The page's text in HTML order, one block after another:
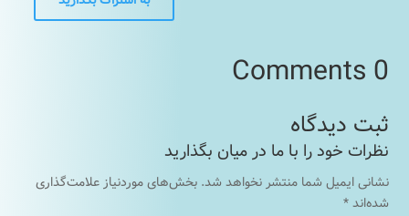
0 Comments
نشانی ایمیل شما منتشر نخواهد شد. بخش‌های موردنیاز علامت‌گذاری
شده‌اند*